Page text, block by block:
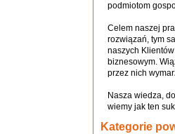
podmiotom
Celem naszej
rozwiązań, tym
naszych
biznesowym.
przez nich
Nasza wiedza,
wiemy jak ten
Kategorie